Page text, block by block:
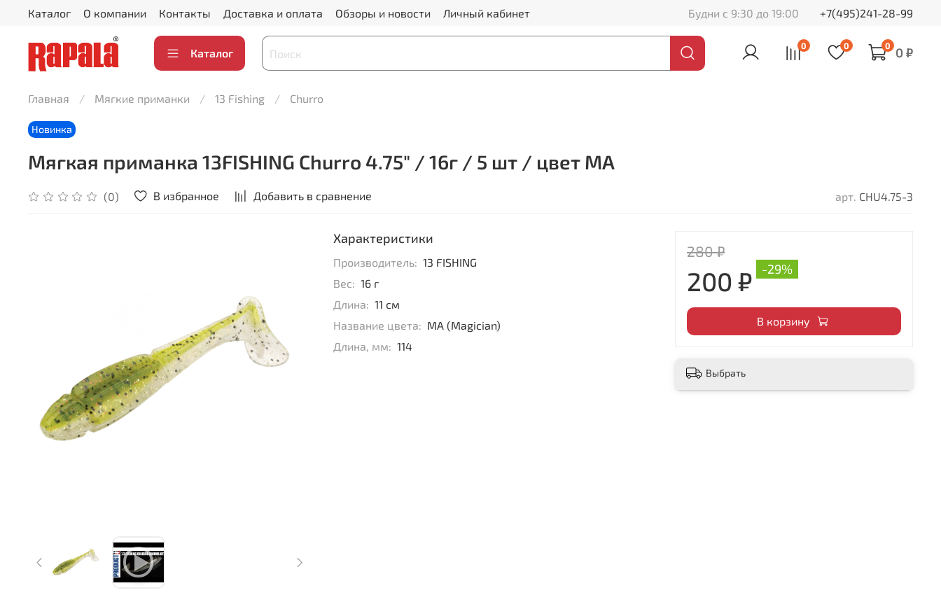
Каталог О компании Контакты Доставка и оплата Обзоры и новости Личный кабинет Будни с 9:30 до 19:00 +7(495)241-28-99
Каталог
0 0 0 0 ₽
Главная Мягкие приманки 13 Fishing Churro
Новинка
Мягкая приманка 13FISHING Churro 4.75" / 16г / 5 шт / цвет MA
(0) В избранное Добавить в сравнение арт. CHU4.75-3
Характеристики
Производитель: 13 FISHING
Вес: 16 г
Длина: 11 см
Название цвета: MA (Magician)
Длина, мм: 114
280 ₽
200 ₽ -29%
В корзину
Выбрать